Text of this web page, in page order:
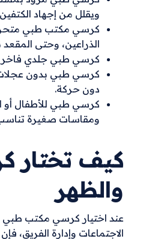
ويقلل من إجهاد
كرسي مكتب طبي متحرك
الذراعين، وحتى
كرسي طبي جلدي فاخر
كرسي طبي بدون عجلات
دون حركة.
كرسي طبي للأطفال
ومقاسات صغيرة تناسب
كيف تختار
والظهر
عند اختيار كرسي مكتب
الاجتماعات وإدارة